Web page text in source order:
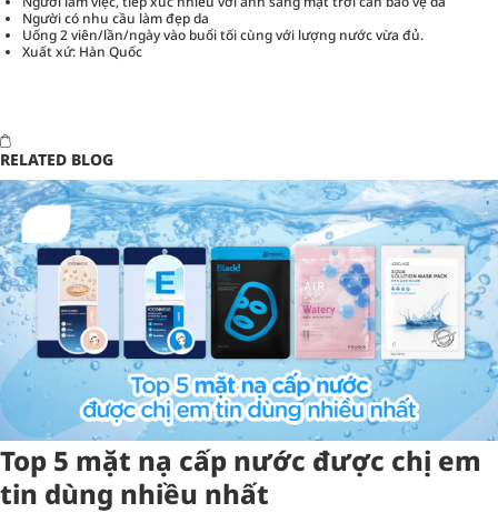
Người có nhu cầu làm đẹp da
Uống 2 viên/lần/ngày vào buổi tối cùng với lượng nước vừa đủ.
Xuất xứ: Hàn Quốc
RELATED BLOG
Top 5 mặt nạ cấp nước được chị em
tin dùng nhiều nhất